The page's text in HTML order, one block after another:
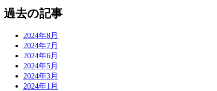
過去の記事
2024年8月
2024年7月
2024年6月
2024年5月
2024年3月
2024年1月